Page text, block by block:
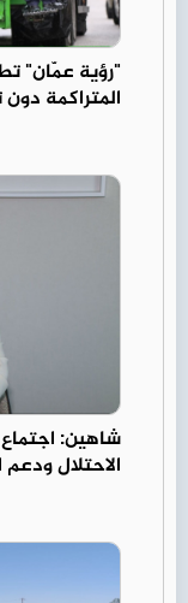
"رؤية عمّان"
المتراكمة
شاهين:
الاحتلال